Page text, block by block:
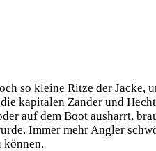
so klei­ne Rit­ze der Jacke,
kapi­ta­len Zan­der und
auf dem Boot aus­harrt,
Immer mehr Ang­ler
können.